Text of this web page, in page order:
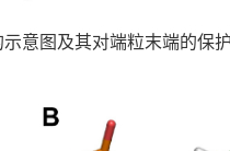
意图及其对端粒末端的保